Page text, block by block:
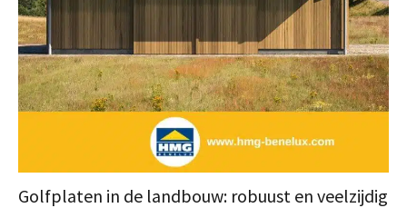
Golfplaten in de landbouw: robuust en veelzijdig